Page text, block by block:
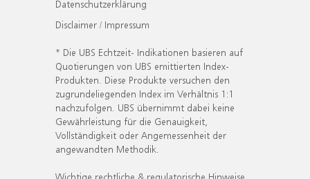
Datenschutzerklärung
Disclaimer / Impressum
* Die UBS Echtzeit- Indikationen basieren auf
Quotierungen von UBS emittierten Index-
Produkten. Diese Produkte versuchen den
zugrundeliegenden Index im Verhältnis 1:1
nachzufolgen. UBS übernimmt dabei keine
Gewährleistung für die Genauigkeit,
Vollständigkeit oder Angemessenheit der
angewandten Methodik.